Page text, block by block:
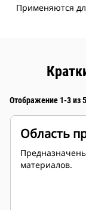
Применяются
Отображение 1-3 из 5
Область
материалов.